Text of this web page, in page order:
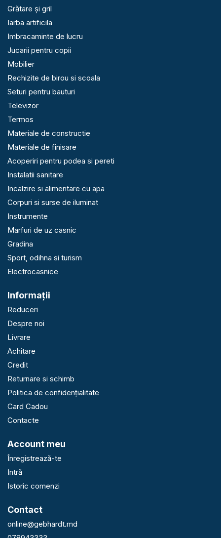
Grătare și gril
Iarba artificila
Imbracaminte de lucru
Jucarii pentru copii
Mobilier
Rechizite de birou si scoala
Seturi pentru bauturi
Televizor
Termos
Materiale de constructie
Materiale de finisare
Acoperiri pentru podea si pereti
Instalatii sanitare
Incalzire si alimentare cu apa
Corpuri si surse de iluminat
Instrumente
Marfuri de uz casnic
Gradina
Sport, odihna si turism
Electrocasnice
Informaţii
Reduceri
Despre noi
Livrare
Achitare
Credit
Returnare si schimb
Politica de confidențialitate
Card Cadou
Contacte
Account meu
Înregistrează-te
Intră
Istoric comenzi
Contact
online@gebhardt.md